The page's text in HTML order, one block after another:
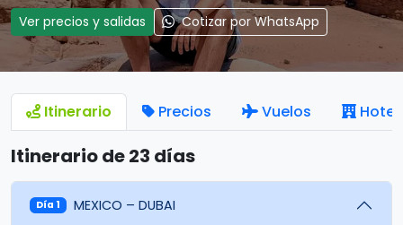
Ver precios y salidas Cotizar por WhatsApp
Itinerario Precios Vuelos
Itinerario de 23 días
Día 1 MEXICO – DUBAI